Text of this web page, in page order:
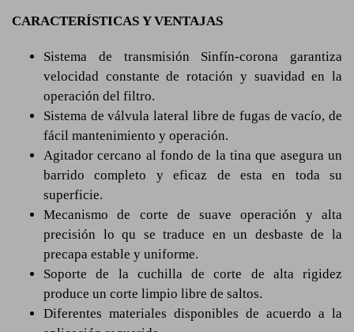
CARACTERÍSTICAS Y VENTAJAS
Sistema de transmisión Sinfín-corona garantiza
velocidad constante de rotación y suavidad en la
operación del filtro.
Sistema de válvula lateral libre de fugas de vacío, de
fácil mantenimiento y operación.
Agitador cercano al fondo de la tina que asegura un
barrido completo y eficaz de esta en toda su
superficie.
Mecanismo de corte de suave operación y alta
precisión lo qu se traduce en un desbaste de la
precapa estable y uniforme.
Soporte de la cuchilla de corte de alta rigidez
produce un corte limpio libre de saltos.
Diferentes materiales disponibles de acuerdo a la